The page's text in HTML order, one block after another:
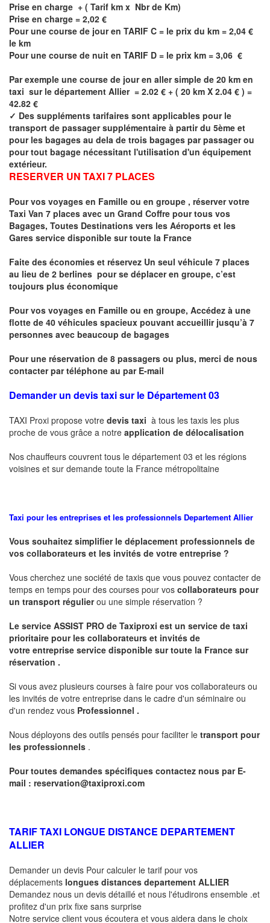
Prise en charge + ( Tarif km x Nbr de Km)
Prise en charge = 2,02 €
Pour une course de jour en TARIF C = le prix du km = 2,04 €
le km
Pour une course de nuit en TARIF D = le prix km = 3,06 €
Par exemple une course de jour en aller simple de 20 km en
taxi sur le département Allier = 2.02 € + ( 20 km X 2.04 € ) =
42.82 €
✓ Des suppléments tarifaires sont applicables pour le
transport de passager supplémentaire à partir du 5ème et
pour les bagages au dela de trois bagages par passager ou
pour tout bagage nécessitant l'utilisation d'un équipement
extérieur.
RESERVER UN TAXI 7 PLACES
Pour vos voyages en Famille ou en groupe , réserver votre
Taxi Van 7 places avec un Grand Coffre pour tous vos
Bagages, Toutes Destinations vers les Aéroports et les
Gares service disponible sur toute la France
Faite des économies et réservez Un seul véhicule 7 places
au lieu de 2 berlines pour se déplacer en groupe, c’est
toujours plus économique
Pour vos voyages en Famille ou en groupe, Accédez à une
flotte de 40 véhicules spacieux pouvant accueillir jusqu’à 7
personnes avec beaucoup de bagages
Pour une réservation de 8 passagers ou plus, merci de nous
contacter par téléphone au par E-mail
Demander un devis taxi sur le Département 03
TAXI Proxi propose votre devis taxi à tous les taxis les plus
proche de vous grâce a notre application de délocalisation
Nos chauffeurs couvrent tous le département 03 et les régions
voisines et sur demande toute la France métropolitaine
Taxi pour les entreprises et les professionnels Departement Allier
Vous souhaitez simplifier le déplacement professionnels de
vos collaborateurs et les invités de votre entreprise ?
Vous cherchez une société de taxis que vous pouvez contacter de
temps en temps pour des courses pour vos collaborateurs pour
un transport régulierou une simple réservation ?
Le service ASSIST PRO de Taxiproxi est un service de taxi
prioritaire pour les collaborateurs et invités de
votre entreprise service disponible sur toute la France sur
réservation .
Si vous avez plusieurs courses à faire pour vos collaborateurs ou
les invités de votre entreprise dans le cadre d'un séminaire ou
d'un rendez vous Professionnel .
Nous déployons des outils pensés pour faciliter le transport pour
les professionnels .
Pour toutes demandes spécifiques contactez nous par E-
mail : reservation@taxiproxi.com
TARIF TAXI LONGUE DISTANCE DEPARTEMENT
ALLIER
Demander un devis Pour calculer le tarif pour vos
déplacements longues distances departement ALLIER
Demandez nous un devis détaillé et nous l'étudirons ensemble .et
profitez d'un prix fixe sans surprise
Notre service client vous écoutera et vous aidera dans le choix